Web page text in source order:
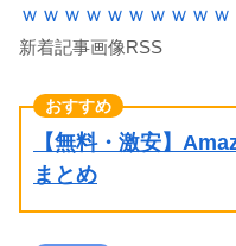
ｗｗｗｗｗｗｗｗｗｗ
新着記事画像RSS
【無料・激安】
まとめ